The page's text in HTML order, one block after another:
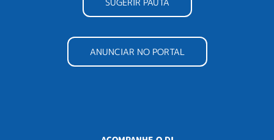
ANUNCIAR NO PORTAL